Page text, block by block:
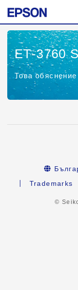
ET-3760
Това
Trademarks
©